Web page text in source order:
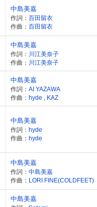
中島美嘉
作詞： 百田留衣
作曲： 百田留衣
中島美嘉
作詞： 川江美奈子
作曲： 川江美奈子
中島美嘉
作詞： AI YAZAWA
作曲： hyde KAZ
中島美嘉
作詞： hyde
作曲： hyde
中島美嘉
作詞： 中島美嘉
作曲： LORI FINE(COLDFEET)
中島美嘉